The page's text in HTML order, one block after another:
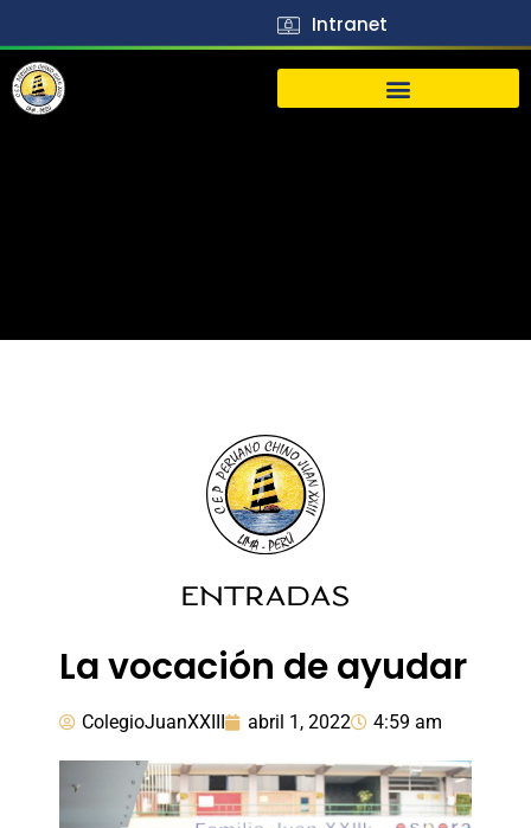
Intranet
ENTRADAS
La vocación de ayudar
ColegioJuanXXIII abril 1, 2022 4:59 am